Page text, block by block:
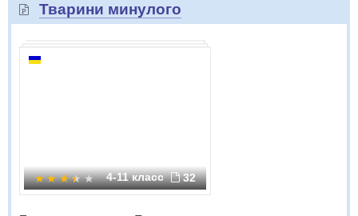
Тварини минулого
4-11 класс 32